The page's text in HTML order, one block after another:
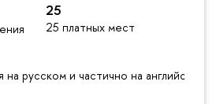
25
25 платных мест
русском и частично на английском